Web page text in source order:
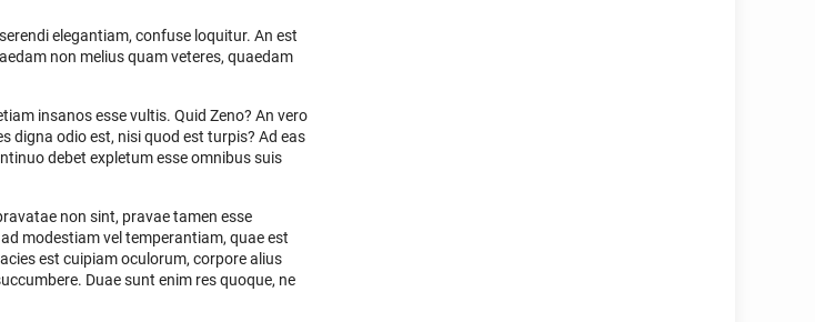
elegantiam, confuse loquitur. An est
non melius quam veteres, quaedam
insanos esse vultis. Quid Zeno? An vero
digna odio est, nisi quod est turpis? Ad eas
debet expletum esse omnibus suis
non sint, pravae tamen esse
modestiam vel temperantiam, quae est
est cuipiam oculorum, corpore alius
Duae sunt enim res quoque, ne